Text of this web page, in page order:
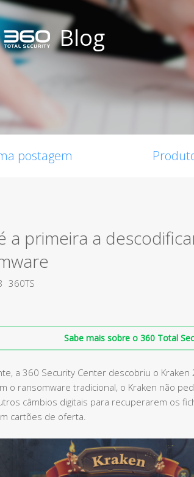
Blog
postagem
a primeira a
360TS
Sabe mais sobre o 360 Total
a 360 Security Center descobriu o
o ransomware tradicional, o Kraken não
câmbios digitais para recuperarem os
cartões de oferta.